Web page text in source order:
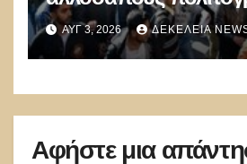
«Έλληνες» η
ΑΥΓ 3, 2026 ΔΕΚΈΛΕΙΑ
Αφήστε μια